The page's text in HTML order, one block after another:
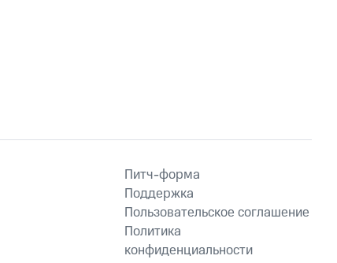
Питч-форма
Поддержка
Пользовательское соглашение
Политика
конфиденциальности